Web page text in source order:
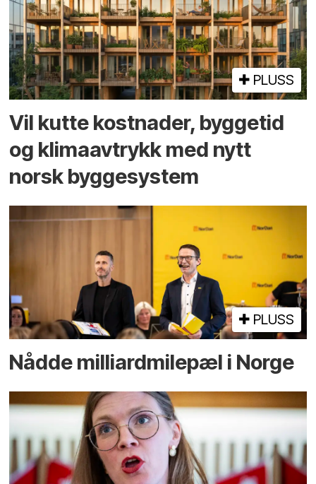
PLUSS
Vil kutte kostnader, byggetid
og klima­avtrykk med nytt
norsk bygge­system
PLUSS
Nådde milliard­­milepæl i Norge